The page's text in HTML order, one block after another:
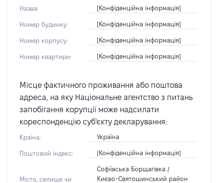
Назва: [Конфіденційна інформація]
Номер будинку: [Конфіденційна інформація]
Номер корпусу: [Конфіденційна інформація]
Номер квартири: [Конфіденційна інформація]
Місце фактичного проживання або поштова
адреса, на яку Національне агентство з питань
запобігання корупції може надсилати
кореспонденцію суб'єкту декларування:
Країна: Україна
Поштовий індекс: [Конфіденційна інформація]
Місто, селище чи
Софіївська Борщагівка /
Києво-Святошинський район